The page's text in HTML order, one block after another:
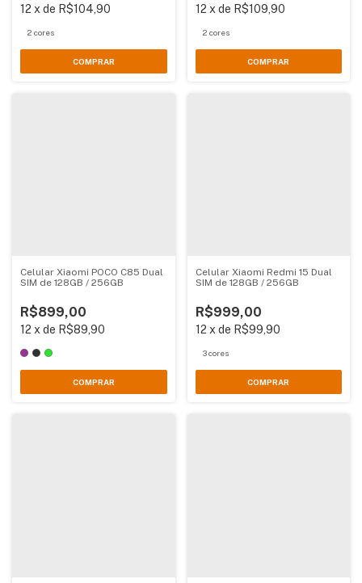
12 x de R$104,90
2 cores
COMPRAR
12 x de R$109,90
2 cores
COMPRAR
Celular Xiaomi POCO C85 Dual
SIM de 128GB / 256GB
R$899,00
12 xde R$89,90
COMPRAR
Celular Xiaomi Redmi 15 Dual
SIM de 128GB / 256GB
R$999,00
12 xde R$99,90
3 cores
COMPRAR